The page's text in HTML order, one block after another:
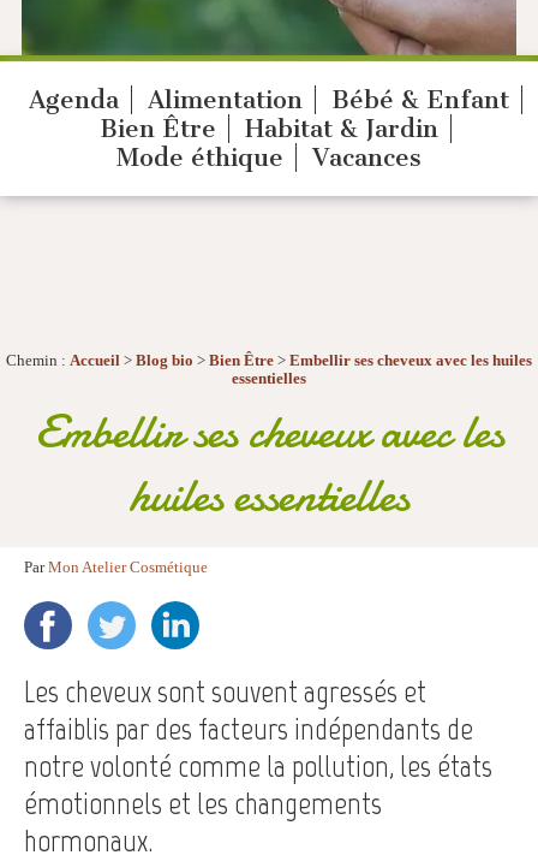
Agenda Alimentation
Bébé & Enfant
Bien Être
Habitat & Jardin
Mode éthique
Vacances
Chemin : Accueil > Blog bio > Bien Être > Embellir ses cheveux avec les huiles
essentielles
Embellir ses cheveux avec les
huiles essentielles
ParMon Atelier Cosmétique
Les cheveux sont souvent agressés et
affaiblis par des facteurs indépendants de
notre volonté comme la pollution, les états
émotionnels et les changements
hormonaux.